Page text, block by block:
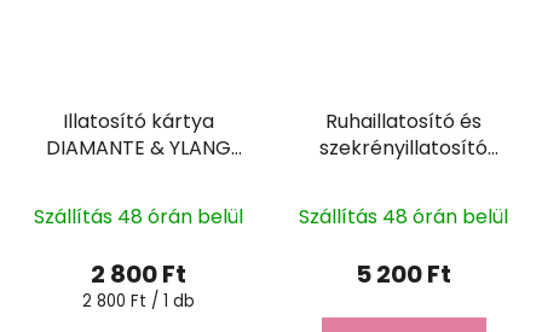
Illatosító kártya
DIAMANTE & YLANG
Szállítás 48 órán belül
2 800 Ft
Egységár:
2 800 Ft / 1 db
Ruhaillatosító és
szekrényillatosító
Szállítás 48 órán belül
5 200 Ft